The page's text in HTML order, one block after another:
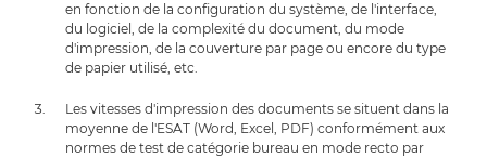
en fonction de la configuration du système, de l'interface,
du logiciel, de la complexité du document, du mode
d'impression, de la couverture par page ou encore du type
de papier utilisé, etc.
Les vitesses d'impression des documents se situent dans la
moyenne de l'ESAT (Word, Excel, PDF) conformément aux
normes de test de catégorie bureau en mode recto par